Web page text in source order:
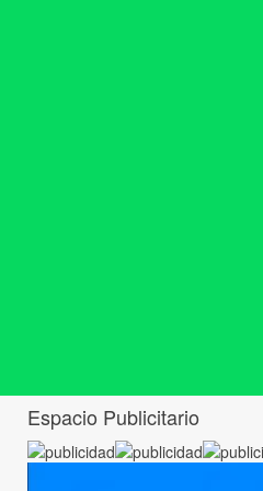
Espacio Publicitario